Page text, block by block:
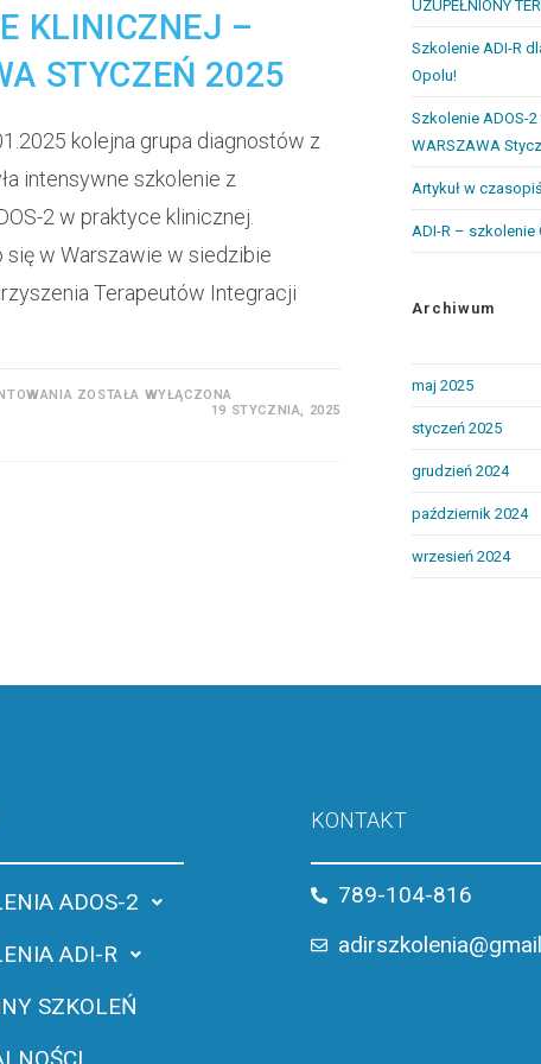
KLINICZNEJ –
STYCZEŃ 2025
kolejna grupa diagnostów z
intensywne szkolenie z
2 w praktyce klinicznej.
się w Warszawie w siedzibie
Terapeutów Integracji
ZOSTAŁA WYŁĄCZONA
19 STYCZNIA, 2025
UZUPEŁNIONY
Szkolenie ADI-R
Opolu!
Szkolenie ADOS-
WARSZAWA
Artykuł w
ADI-R – szkolenie
Archiwum
maj 2025
styczeń 2025
grudzień 2024
październik 2024
wrzesień 2024
ADOS-2
ADI-R
SZKOLEŃ
KONTAKT
789-104-816